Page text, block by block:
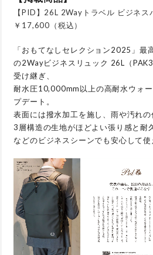
【PID】26L 2Wayトラベル ビジネ
￥17,600（税込）
「おもてなしセレクション2025」最
の2Wayビジネスリュック 26L（
受け継ぎ、
耐水圧10,000mm以上の高耐水ウォ
プデート。
表面には撥水加工を施し、雨や汚れの
3層構造の生地がほどよい張り感と耐
などのビジネスシーンでも安心して使